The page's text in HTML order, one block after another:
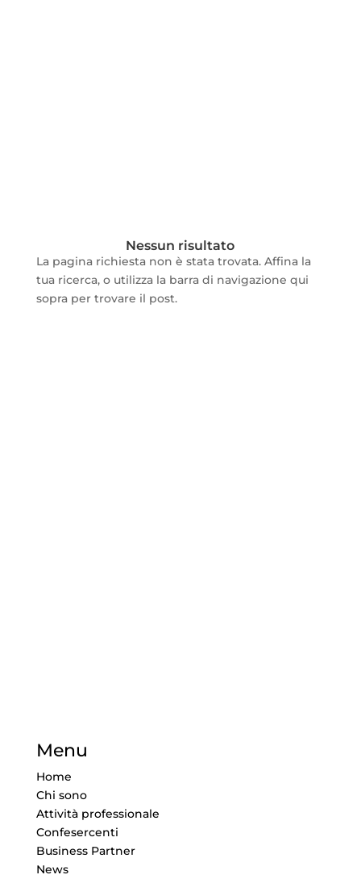
Nessun risultato
La pagina richiesta non è stata trovata. Affina la
tua ricerca, o utilizza la barra di navigazione qui
sopra per trovare il post.
Menu
Home
Chi sono
Attività professionale
Confesercenti
Business Partner
News